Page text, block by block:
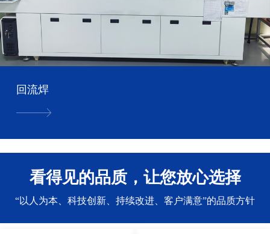
回流焊
看得见的品质，让您放心选择
“以人为本、科技创新、持续改进、客户满意”的品质方针